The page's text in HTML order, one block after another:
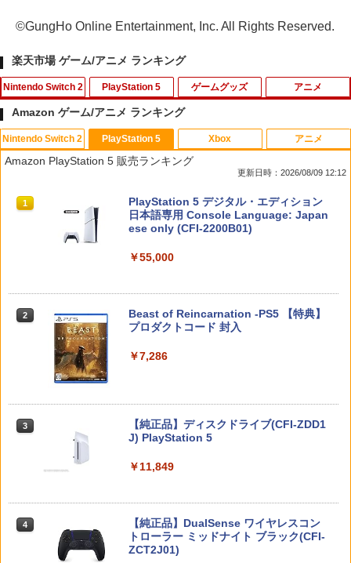
©GungHo Online Entertainment, Inc. All Rights Reserved.
楽天市場 ゲーム/アニメ ランキング
Nintendo Switch 2
1
スパイク・チュンソフト 【Switch2】サ
イバーパンク2077 アルティメットエデ
ィション [BEE-P-AAE7B NSW2 サイバ-
￥7,680
￥7,900
￥8,118
4
ntendo Switch 2 (スイッチ2)
￥8,200
PlayStation 5
1
シティーズ：スカイライン リマスター
ジャパン・スペシャル・エディション
RIDE 6
￥6,526
テムセット)
￥6,782
ゲームグッズ
1
【中古】ポケパークWii ~ピカチュウの大
冒険~ (特典無し)
【中古】ポケットモンスター ムーン - 3
￥750
ゲームコントローラー用フック コントロ
ーラー フック コントローラースタンド 2
ーズ 200-GAP012シリーズ対応 1/4イン
チネジ取り付け
￥780
アニメ
1
【中古】ギルティクラウン 2（完全生
産限定版）/Blu−ray Disc/ANZX-3803
★【中古】ズートピア Blu-ray [レンタル
￥4,400
プレックス]《発売済・在庫品》
￥4,450
Amazon ゲーム/アニメ ランキング
Nintendo Switch 2
1
スプラトゥーン レイダース|オンライン
コード版
2 スプラトゥーン レイダース -Switch2
3 Nintendo Switch 2(日本語・国内専用)
4
ニンテンドープリペイド番号 9000円|オ
ンラインコード版
PlayStation 5
Amazon PlayStation 5 販売ランキング
更新日時：2026/08/09 12:12
1
PlayStation 5 デジタル・エディション
日本語専用 Console Language: Japan
ese only (CFI-2200B01)
￥55,000
2
Beast of Reincarnation -PS5 【特典】
プロダクトコード 封入
￥7,286
3
【純正品】ディスクドライブ(CFI-ZDD1
J) PlayStation 5
￥11,849
4
【純正品】DualSense ワイヤレスコン
トローラー ミッドナイト ブラック(CFI-
ZCT2J01)
Xbox アニメ